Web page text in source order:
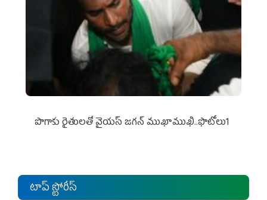
పొగాకు రైతుల‌తో వైయ‌స్ జ‌గ‌న్ ముఖాముఖి..ఫొటోలు1
టాప్ స్టోరీస్